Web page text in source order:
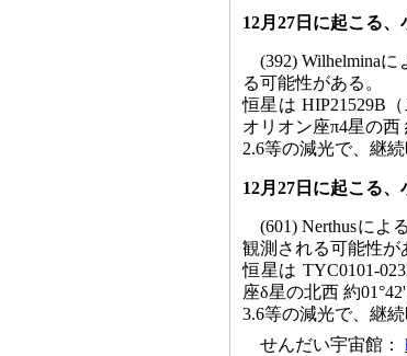
12月27日に起こる
(392) Wilhelmina
る可能性がある。
恒星は HIP21529B（
オリオン座π4星の西
2.6等の減光で、継
12月27日に起こる
(601) Nerthusに
観測される可能性が
恒星は TYC0101-
座δ星の北西 約01°42'
3.6等の減光で、継
せんだい宇宙館：